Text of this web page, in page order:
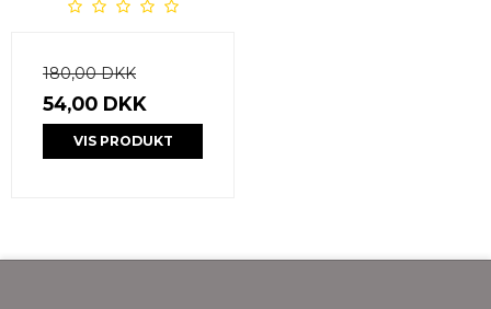
180,00 DKK
54,00 DKK
VIS PRODUKT